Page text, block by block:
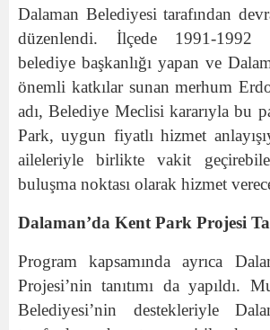
Dalaman Belediyesi tarafından
düzenlendi. İlçede 1991-1992
belediye başkanlığı yapan ve
önemli katkılar sunan merhum
adı, Belediye Meclisi kararıyla bu
Park, uygun fiyatlı hizmet
aileleriyle birlikte vakit
buluşma noktası olarak hizmet
Dalaman’da Kent Park Projesi
Program kapsamında ayrıca
Projesi’nin tanıtımı da yapıldı.
Belediyesi’nin destekleriyle